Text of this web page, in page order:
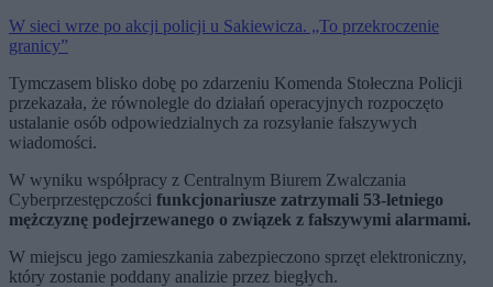
W sieci wrze po akcji policji u Sakiewicza. „To przekroczenie
granicy”
Tymczasem blisko dobę po zdarzeniu Komenda Stołeczna Policji
przekazała, że równolegle do działań operacyjnych rozpoczęto
ustalanie osób odpowiedzialnych za rozsyłanie fałszywych
wiadomości.
W wyniku współpracy z Centralnym Biurem Zwalczania
Cyberprzestępczości funkcjonariusze zatrzymali 53-letniego
mężczyznę podejrzewanego o związek z fałszywymi alarmami.
W miejscu jego zamieszkania zabezpieczono sprzęt elektroniczny,
który zostanie poddany analizie przez biegłych.